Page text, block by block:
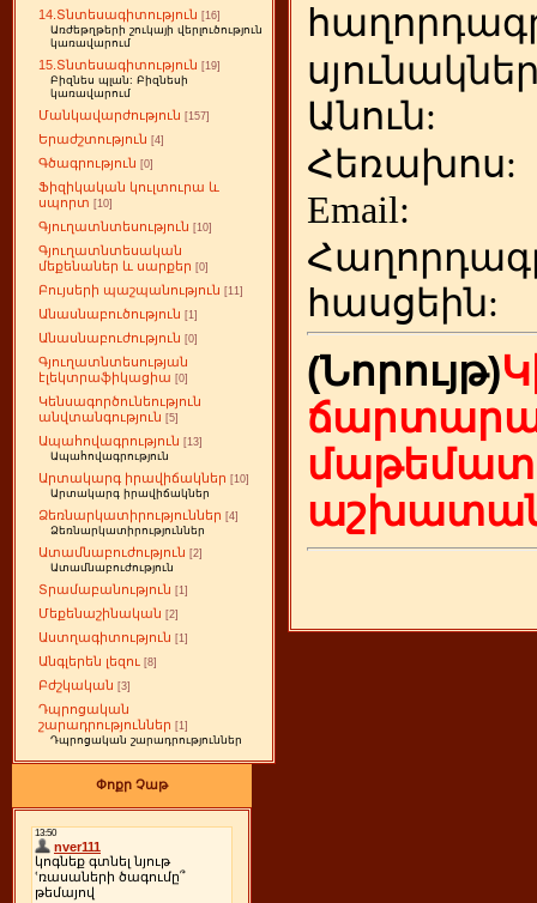
14.Տնտեսագիտություն [16]
Առժեթղթերի շուկայի վերլուծություն
կառավարում
15.Տնտեսագիտություն [19]
Բիզնես պլան: Բիզնեսի
կառավարում
Մանկավարժություն [157]
Երաժշտություն [4]
Գծագրություն [0]
Ֆիզիկական կուլտուրա և
սպորտ [10]
Գյուղատնտեսություն [10]
Գյուղատնտեսական
մեքենաներ և սարքեր [0]
Բույսերի պաշպանություն [11]
Անասնաբուծություն [1]
Անասնաբուժություն [0]
Գյուղատնտեսության
էլեկտրաֆիկացիա [0]
Կենսագործունեություն
անվտանգություն [5]
Ապահովագրություն [13]
Ապահովագրություն
Արտակարգ իրավիճակներ [10]
Արտակարգ իրավիճակներ
Ձեռնարկատիրություններ [4]
Ձեռնարկատիրություններ
Ատամնաբուժություն [2]
Ատամնաբուժություն
Տրամաբանություն [1]
Մեքենաշինական [2]
Աստղագիտություն [1]
Անգլերեն լեզու [8]
Բժշկական [3]
Դպրոցական
շարադրություններ [1]
Դպրոցական շարադրություններ
Փոքր Չաթ
Անուն:
Հեռախոս
հասցեին:
(Նորույթ)